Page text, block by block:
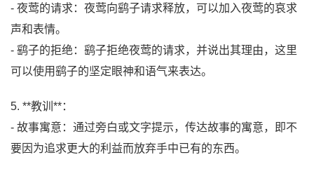
- 夜莺的请求：夜莺向鹞子请求释放，可以加入夜莺的哀求
声和表情。
- 鹞子的拒绝：鹞子拒绝夜莺的请求，并说出其理由，这里
可以使用鹞子的坚定眼神和语气来表达。
5. **教训**：
- 故事寓意：通过旁白或文字提示，传达故事的寓意，即不
要因为追求更大的利益而放弃手中已有的东西。